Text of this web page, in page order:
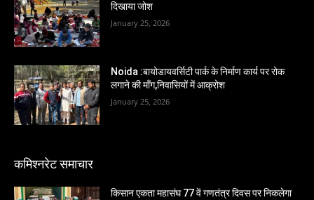
दिखाया जोश
January 25, 2026
Noida :बायोडायवर्सिटी पार्क के निर्माण कार्य पर रोक
लगाने की माँग,निवासियों में आक्रोश
January 25, 2026
कमिश्नरेट समाचार
किसान एकता महासंघ 77 वें गणतंत्र दिवस पर निकलेगा